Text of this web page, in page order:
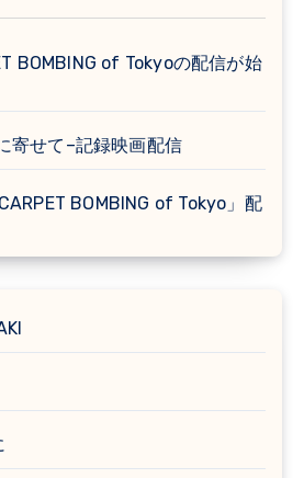
BOMBING of Tokyoの配信が始
寄せて–記録映画配信
BOMBING of Tokyo」配